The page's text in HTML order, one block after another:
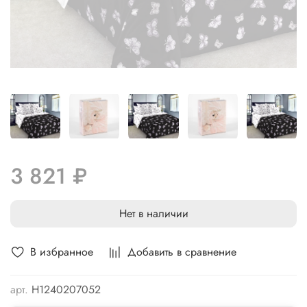
В избранное Добавить в сравнение
арт. Н1240207052
3 821 ₽
Нет в наличии